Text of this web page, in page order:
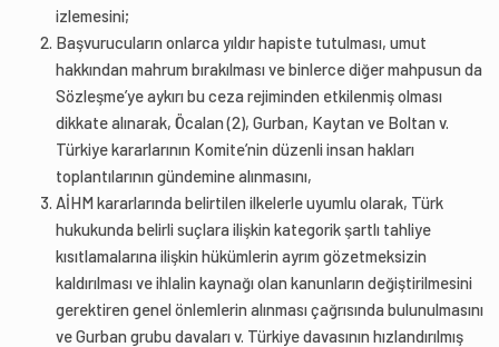
izlemesini;
Başvurucuların onlarca yıldır hapiste tutulması, umut
hakkından mahrum bırakılması ve binlerce diğer mahpusun da
Sözleşme’ye aykırı bu ceza rejiminden etkilenmiş olması
dikkate alınarak, Öcalan (2), Gurban, Kaytan ve Boltan v.
Türkiye kararlarının Komite’nin düzenli insan hakları
toplantılarının gündemine alınmasını,
AİHM kararlarında belirtilen ilkelerle uyumlu olarak, Türk
hukukunda belirli suçlara ilişkin kategorik şartlı tahliye
kısıtlamalarına ilişkin hükümlerin ayrım gözetmeksizin
kaldırılması ve ihlalin kaynağı olan kanunların değiştirilmesini
gerektiren genel önlemlerin alınması çağrısında bulunulmasını
ve Gurban grubu davaları v. Türkiye davasının hızlandırılmış